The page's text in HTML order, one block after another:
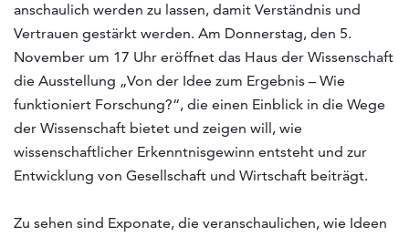
anschaulich werden zu lassen, damit Verständnis und
Vertrauen gestärkt werden. Am Donnerstag, den 5.
November um 17 Uhr eröffnet das Haus der Wissenschaft
die Ausstellung „Von der Idee zum Ergebnis – Wie
funktioniert Forschung?“, die einen Einblick in die Wege
der Wissenschaft bietet und zeigen will, wie
wissenschaftlicher Erkenntnisgewinn entsteht und zur
Entwicklung von Gesellschaft und Wirtschaft beiträgt.
Zu sehen sind Exponate, die veranschaulichen, wie Ideen